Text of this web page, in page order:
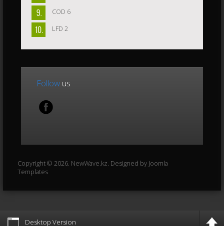
COD 6
LFD 2
Follow us
Copyright © 2026. NewWave.kz. Designed by Joomla
Templates
Desktop Version